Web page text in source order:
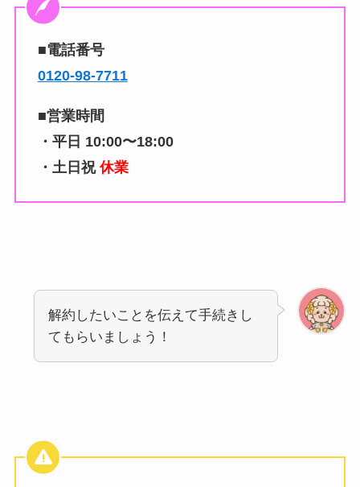
■電話番号
0120-98-7711
■営業時間
・平日 10:00〜18:00
・土日祝 休業
解約したいことを伝えて手続きし
てもらいましょう！